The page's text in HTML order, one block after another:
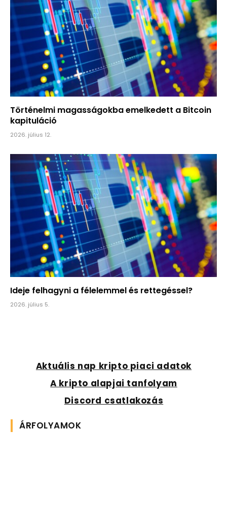
Történelmi magasságokba emelkedett a Bitcoin
kapituláció
2026. július 12.
Ideje felhagyni a félelemmel és rettegéssel?
2026. július 5.
Aktuális nap kripto piaci adatok
A kripto alapjai tanfolyam
Discord csatlakozás
ÁRFOLYAMOK